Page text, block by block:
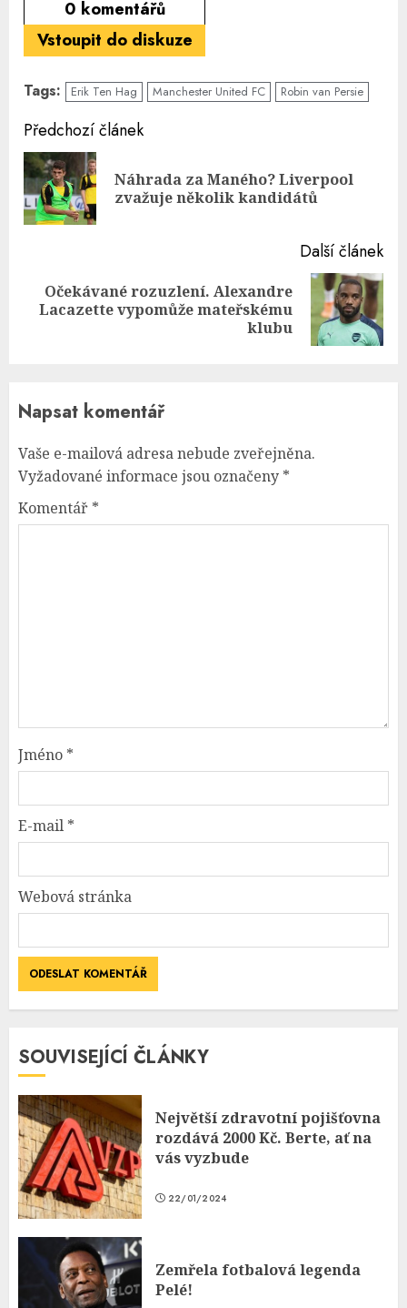
0 komentářů
Vstoupit do diskuze
Tags: Erik Ten Hag Manchester United FC Robin van Persie
Continue
Reading
Předchozí článek
Náhrada za Maného? Liverpool
zvažuje několik kandidátů
Další článek
Next
Očekávané rozuzlení. Alexandre
Lacazette vypomůže mateřskému
klubu
Napsat komentář
Vaše e-mailová adresa nebude zveřejněna.
Vyžadované informace jsou označeny *
Komentář *
Jméno *
E-mail *
Webová stránka
SOUVISEJÍCÍ ČLÁNKY
Největší zdravotní pojišťovna
rozdává 2000 Kč. Berte, ať na
vás vyzbude
22/01/2024
Zemřela fotbalová legenda
Pelé!